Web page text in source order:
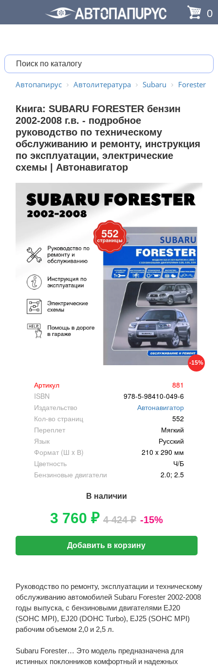
0
Автопапирус Автолитература Subaru Forester
Книга: SUBARU FORESTER бензин
2002-2008 г.в. - подробное
руководство по техническому
обслуживанию и ремонту, инструкция
по эксплуатации, электрические
схемы | Автонавигатор
-15%
Артикул
881
ISBN
978-5-98410-049-6
Издательство
Автонавигатор
Кол-во страниц
552
Переплет
Мягкий
Язык
Русский
Формат (Ш x В)
210 x 290 мм
Цветность
Ч/Б
Бензиновые двигатели
2.0; 2.5
В наличии
3 760 ₽ 4 424 ₽ -15%
Добавить в корзину
Руководство по ремонту, эксплуатации и техническому
обслуживанию автомобилей Subaru Forester 2002-2008
годы выпуска, с бензиновыми двигателями EJ20
(SOHC MPI), EJ20 (DOHC Turbo), EJ25 (SOHC MPI)
рабочим объемом 2,0 и 2,5 л.
Subaru Forester… Это модель предназначена для
истинных поклонников комфортный и надежных